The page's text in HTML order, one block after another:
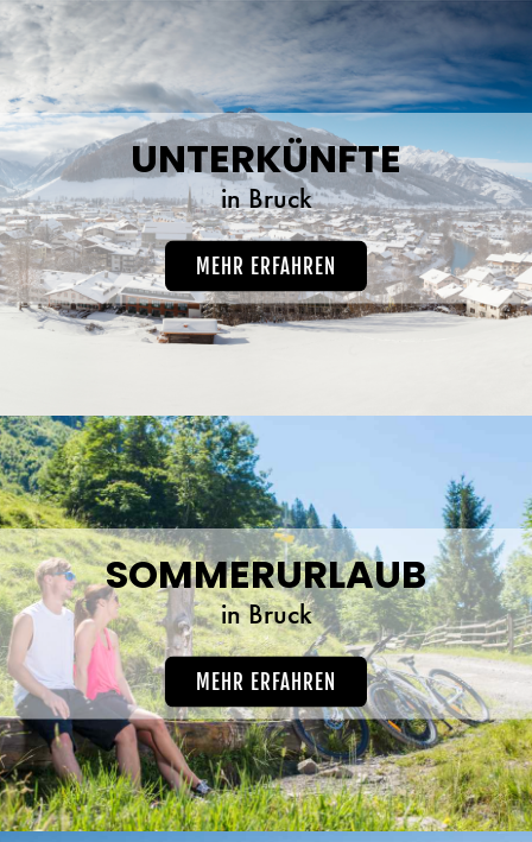
UNTERKÜNFTE
in Bruck
MEHR ERFAHREN
SOMMERURLAUB
in Bruck
MEHR ERFAHREN